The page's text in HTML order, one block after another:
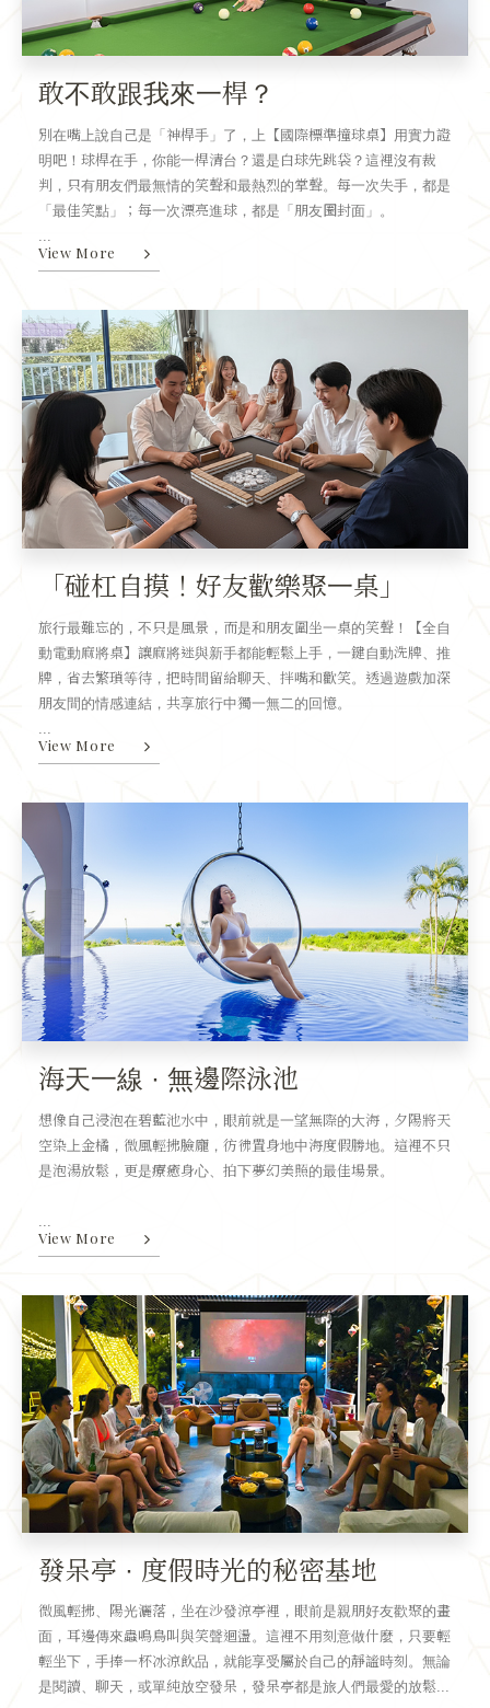
敢不敢跟我來一桿？
別在嘴上說自己是「神桿手」了，上【國際標準撞球桌】用實力證
明吧！球桿在手，你能一桿清台？還是白球先跳袋？這裡沒有裁
判，只有朋友們最無情的笑聲和最熱烈的掌聲。每一次失手，都是
「最佳笑點」；每一次漂亮進球，都是「朋友圈封面」。
...
View More
「碰杠自摸！好友歡樂聚一桌」
旅行最難忘的，不只是風景，而是和朋友圍坐一桌的笑聲！【全自
動電動麻將桌】讓麻將迷與新手都能輕鬆上手，一鍵自動洗牌、推
牌，省去繁瑣等待，把時間留給聊天、拌嘴和歡笑。透過遊戲加深
朋友間的情感連結，共享旅行中獨一無二的回憶。
View More
海天一線 · 無邊際泳池
想像自己浸泡在碧藍池水中，眼前就是一望無際的大海，夕陽將天
空染上金橘，微風輕拂臉龐，彷彿置身地中海度假勝地。這裡不只
是泡湯放鬆，更是療癒身心、拍下夢幻美照的最佳場景。
View More
發呆亭 · 度假時光的秘密基地
微風輕拂、陽光灑落，坐在沙發涼亭裡，眼前是親朋好友歡聚的畫
面，耳邊傳來蟲鳴鳥叫與笑聲迴盪。這裡不用刻意做什麼，只要輕
輕坐下，手捧一杯冰涼飲品，就能享受屬於自己的靜謐時刻。無論
是閱讀、聊天，或單純放空發呆，發呆亭都是旅人們最愛的放鬆...